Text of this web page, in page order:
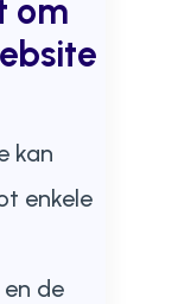
om
kan
enkele
de